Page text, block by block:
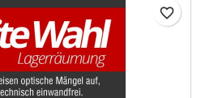
favorite_border